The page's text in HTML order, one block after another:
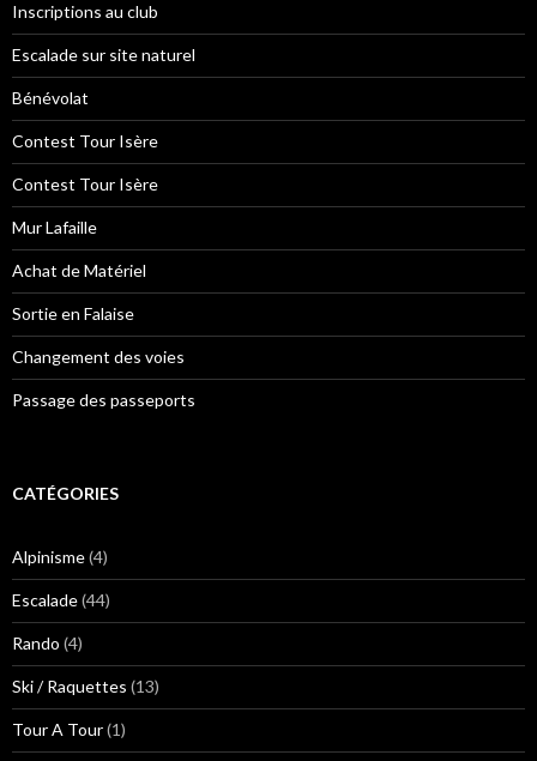
Inscriptions au club
Escalade sur site naturel
Bénévolat
Contest Tour Isère
Contest Tour Isère
Mur Lafaille
Achat de Matériel
Sortie en Falaise
Changement des voies
Passage des passeports
CATÉGORIES
Alpinisme(4)
Escalade(44)
Rando (4)
Ski / Raquettes (13)
Tour A Tour(1)